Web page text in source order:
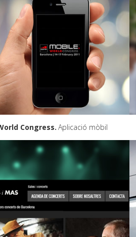
Congress Aplicació mòbil